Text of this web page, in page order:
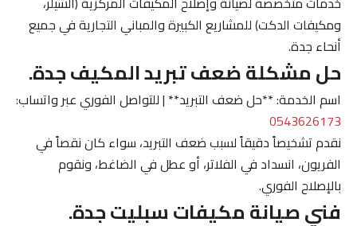
ومكيفات الدكت) للمشاريع الكبيرة والمباني التجارية في جميع
أنحاء جدة.
حل مشكلة ضعف تبريد المكيف جدة.
اسم الخدمة: **حل ضعف التبريد** | للتواصل الفوري عبر واتساب:
0543626173
نقدم تشخيصاً دقيقاً لسبب ضعف التبريد، سواء كان نقصاً في
الفريون، انسداد في الفلاتر، أو عطل في الضاغط، ونقوم
بالإصلاح الفوري.
فني صيانة مكيفات سبليت جدة.